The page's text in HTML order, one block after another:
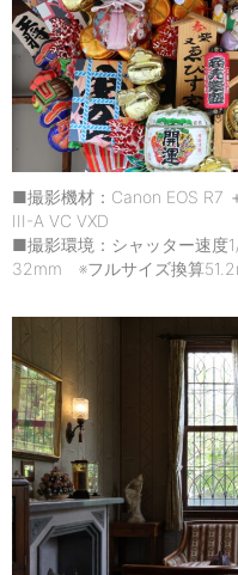
■撮影機材：Canon EOS R7
III-A VC VXD
■撮影環境：シャッター速
32mm ※フルサイズ換算